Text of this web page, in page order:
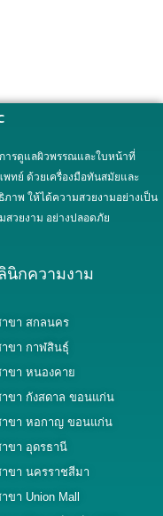
ารดูแลผิวพรรณและใบหน้าที่
ทย์ ด้วยเครื่องมือทันสมัยและ
าพ ให้ได้ความสวยงามอย่างเป็น
สวยงาม อย่างปลอดภัย
นิกความงาม
าขา สกลนคร
าขา กาฬสินธุ์
าขา หนองคาย
าขา กังสดาล ขอนแก่น
าขา หอกาญ ขอนแก่น
าขา อุดรธานี
าขา นครราชสีมา
ขา Union Mall